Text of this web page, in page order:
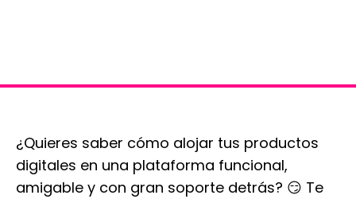
¿Quieres saber cómo alojar tus productos
digitales en una plataforma funcional,
amigable y con gran soporte detrás? 😏 Te